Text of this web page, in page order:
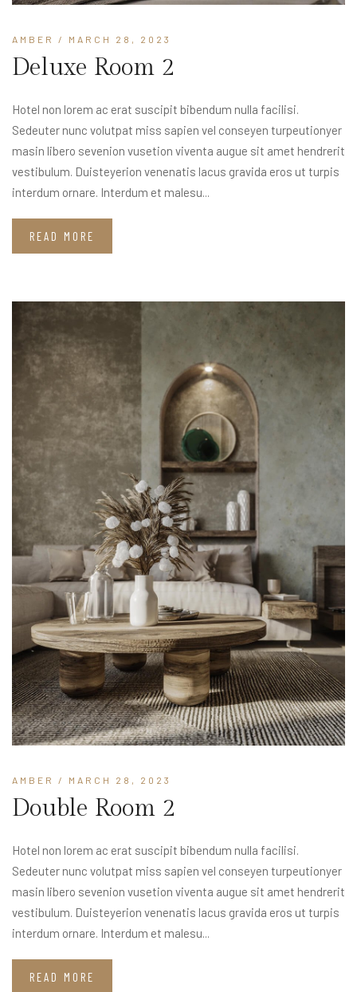
AMBER / MARCH 28, 2023
Deluxe Room 2
Hotel non lorem ac erat suscipit bibendum nulla facilisi.
Sedeuter nunc volutpat miss sapien vel conseyen turpeutionyer
masin libero sevenion vusetion viventa augue sit amet hendrerit
vestibulum. Duisteyerion venenatis lacus gravida eros ut turpis
interdum ornare. Interdum et malesu...
READ MORE
AMBER / MARCH 28, 2023
Double Room 2
Hotel non lorem ac erat suscipit bibendum nulla facilisi.
Sedeuter nunc volutpat miss sapien vel conseyen turpeutionyer
masin libero sevenion vusetion viventa augue sit amet hendrerit
vestibulum. Duisteyerion venenatis lacus gravida eros ut turpis
interdum ornare. Interdum et malesu...
READ MORE